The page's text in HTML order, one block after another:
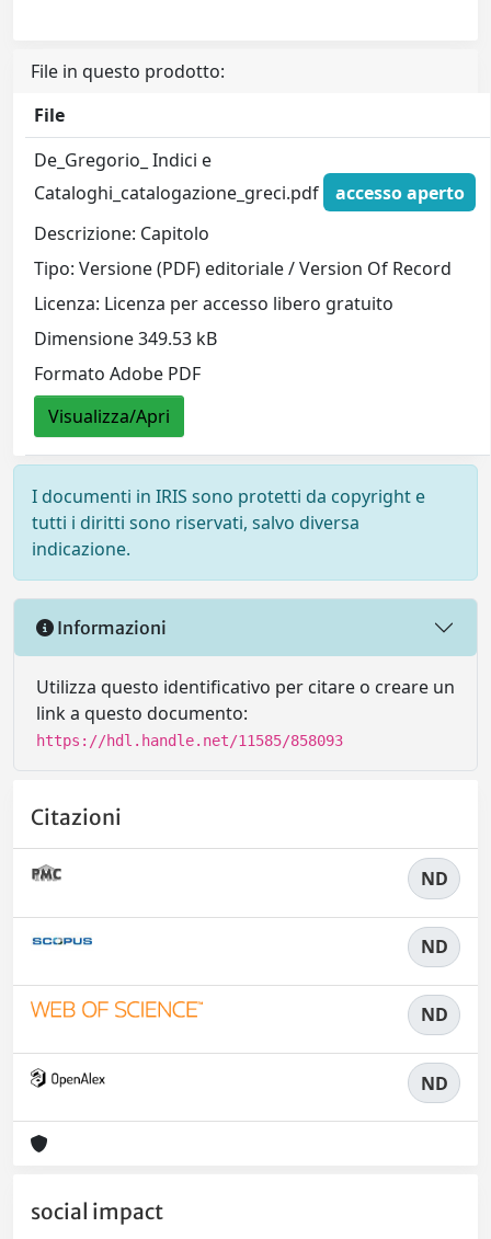
File in questo prodotto:
File
De_Gregorio_ Indici e
Cataloghi_catalogazione_greci.pdf
accesso aperto
Descrizione: Capitolo
Tipo: Versione (PDF) editoriale / Version Of Record
Licenza: Licenza per accesso libero gratuito
Dimensione 349.53 kB
Formato Adobe PDF
Visualizza/Apri
I documenti in IRIS sono protetti da copyright e
tutti i diritti sono riservati, salvo diversa
indicazione.
Informazioni
Utilizza questo identificativo per citare o creare un
link a questo documento:
https://hdl.handle.net/11585/858093
Citazioni
ND
ND
ND
ND
social impact